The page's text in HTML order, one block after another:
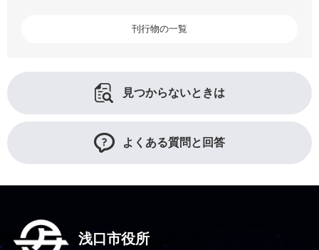
刊行物の一覧
見つからないときは
よくある質問と回答
浅口市役所